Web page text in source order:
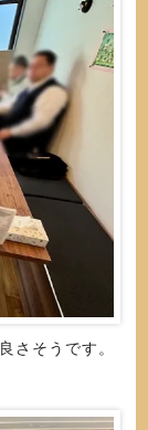
さそうです。